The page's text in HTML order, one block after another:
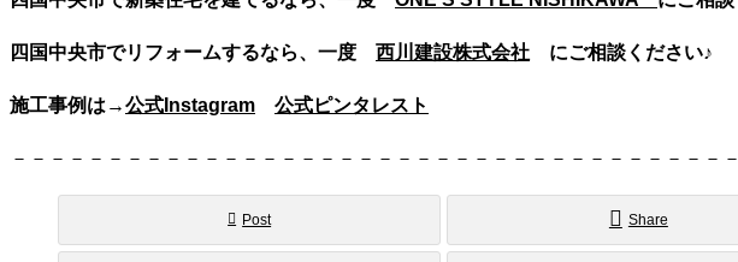
四国中央市でリフォームするなら、一度 西川建設株式会社 にご相談ください♪
施工事例は→公式Instagram 公式ピンタレスト
－－－－－－－－－－－－－－－－－－－－－－－－－－－－－－－－－－－－－
Post Share